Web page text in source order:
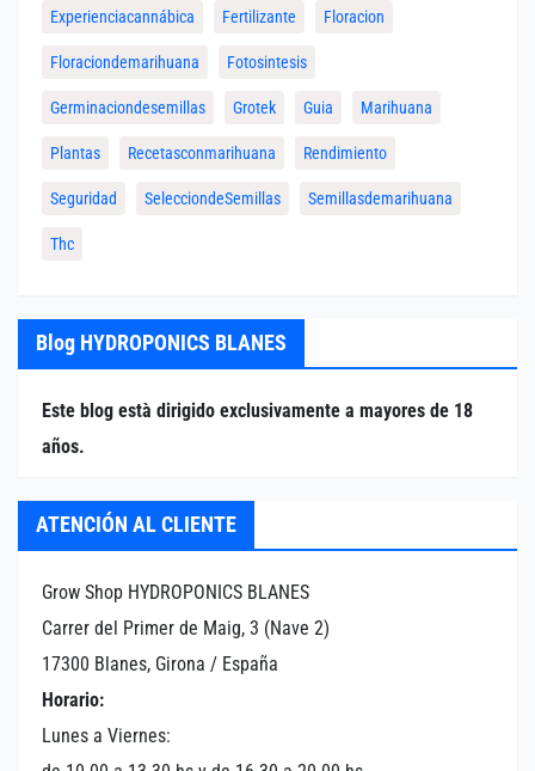
Experienciacannábica Fertilizante Floracion
Floraciondemarihuana Fotosintesis
Germinaciondesemillas Grotek Guia Marihuana
Plantas Recetasconmarihuana Rendimiento
Seguridad SelecciondeSemillas Semillasdemarihuana
Thc
Blog HYDROPONICS BLANES
Este blog està dirigido exclusivamente a mayores de 18
años.
ATENCIÓN AL CLIENTE
Grow Shop HYDROPONICS BLANES
Carrer del Primer de Maig, 3 (Nave 2)
17300 Blanes, Girona / España
Horario:
Lunes a Viernes: